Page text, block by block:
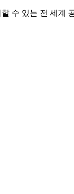
수 있는 전 세계